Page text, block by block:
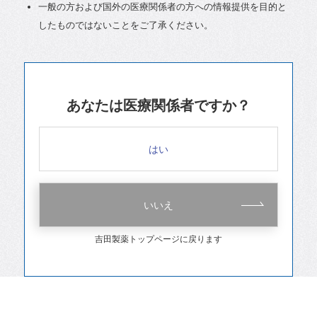
一般の方および国外の医療関係者の方への情報提供を目的と
したものではないことをご了承ください。
あなたは医療関係者ですか？
はい
いいえ
吉田製薬トップページに戻ります